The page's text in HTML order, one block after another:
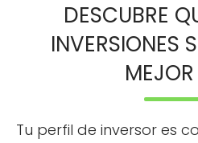
DESCUBRE
INVERSIONES
Tu perfil de inversor es